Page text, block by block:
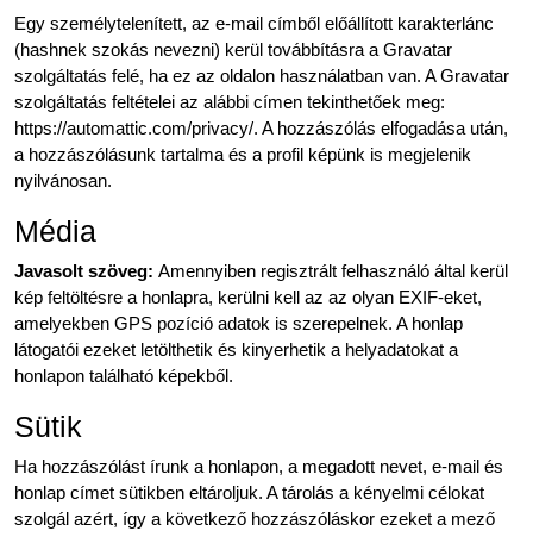
Egy személytelenített, az e-mail címből előállított karakterlánc
(hashnek szokás nevezni) kerül továbbításra a Gravatar
szolgáltatás felé, ha ez az oldalon használatban van. A Gravatar
szolgáltatás feltételei az alábbi címen tekinthetőek meg:
https://automattic.com/privacy/. A hozzászólás elfogadása után,
a hozzászólásunk tartalma és a profil képünk is megjelenik
nyilvánosan.
Média
Javasolt szöveg: Amennyiben regisztrált felhasználó által kerül
kép feltöltésre a honlapra, kerülni kell az az olyan EXIF-eket,
amelyekben GPS pozíció adatok is szerepelnek. A honlap
látogatói ezeket letölthetik és kinyerhetik a helyadatokat a
honlapon található képekből.
Sütik
Ha hozzászólást írunk a honlapon, a megadott nevet, e-mail és
honlap címet sütikben eltároljuk. A tárolás a kényelmi célokat
szolgál azért, így a következő hozzászóláskor ezeket a mező